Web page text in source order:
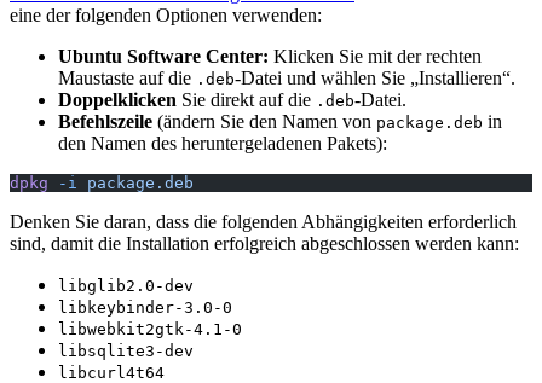
eine der folgenden Optionen verwenden:
Ubuntu Software Center: Klicken Sie mit der rechten
Maustaste auf die .deb-Datei und wählen Sie „Installieren“.
Doppelklicken Sie direkt auf die .deb-Datei.
Befehlszeile (ändern Sie den Namen von package.deb in
den Namen des heruntergeladenen Pakets):
dpkg -i package.deb
Denken Sie daran, dass die folgenden Abhängigkeiten erforderlich
sind, damit die Installation erfolgreich abgeschlossen werden kann:
libglib2.0-dev
libkeybinder-3.0-0
libwebkit2gtk-4.1-0
libsqlite3-dev
libcurl4t64